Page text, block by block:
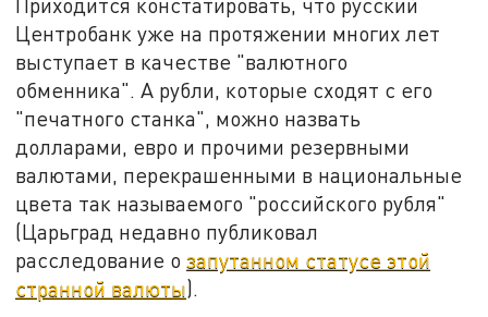
Центробанк уже на протяжении многих лет
выступает в качестве "валютного
обменника". А рубли, которые сходят с его
"печатного станка", можно назвать
долларами, евро и прочими резервными
валютами, перекрашенными в национальные
цвета так называемого "российского рубля"
(Царьград недавно публиковал
расследование о запутанном статусе этой
странной валюты).